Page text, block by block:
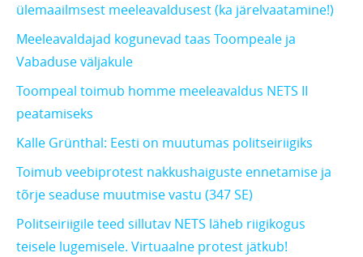
ülemaailmsest meeleavaldusest (ka järelvaatamine!)
Meeleavaldajad kogunevad taas Toompeale ja
Vabaduse väljakule
Toompeal toimub homme meeleavaldus NETS II
peatamiseks
Kalle Grünthal: Eesti on muutumas politseiriigiks
Toimub veebiprotest nakkushaiguste ennetamise ja
tõrje seaduse muutmise vastu (347 SE)
Politseiriigile teed sillutav NETS läheb riigikogus
teisele lugemisele. Virtuaalne protest jätkub!